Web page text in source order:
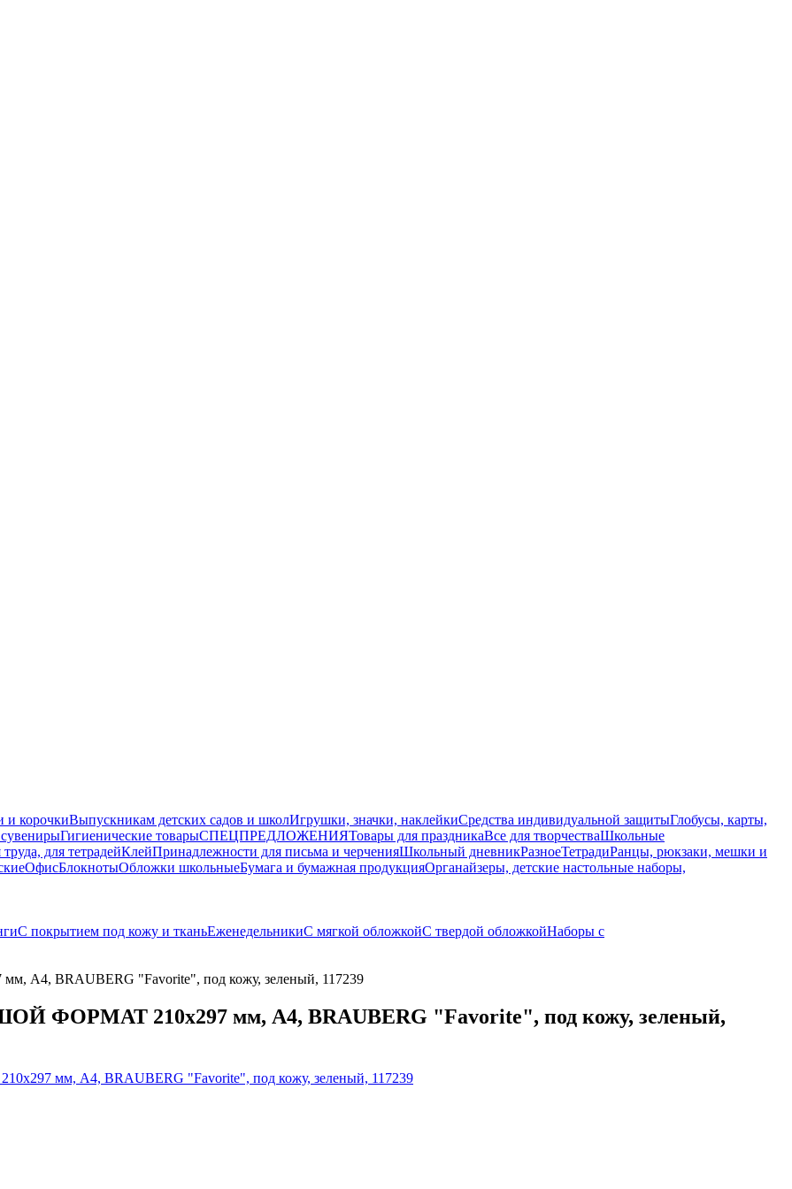
и корочкиВыпускникам детских садов и школИгрушки, значки, наклейкиСредства индивидуальной защитыГлобусы, карты,
Гигиенические товарыСПЕЦПРЕДЛОЖЕНИЯТовары для праздникаВсе для творчестваШкольные
для тетрадейКлейПринадлежности для письма и черченияШкольный дневникРазноеТетрадиРанцы, рюкзаки, мешки и
ОфисБлокнотыОбложки школьныеБумага и бумажная продукцияОрганайзеры, детские настольные наборы,
С покрытием под кожу и тканьЕженедельникиС мягкой обложкойС твердой обложкойНаборы с
А4, BRAUBERG "Favorite", под кожу, зеленый, 117239
ФОРМАТ 210х297 мм, А4, BRAUBERG "Favorite", под кожу, зеленый,